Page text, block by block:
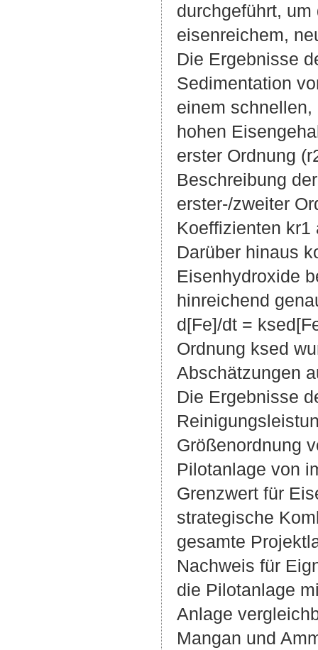
durchgeführt,
eisenreichem,
Die Ergebnisse
Sedimentation
einem
hohen
erster Ordnung
Beschreibung
erster-/zweiter
Koeffizienten kr1
Darüber hinaus
Eisenhydroxide
hinreichend
d[Fe]/dt =
Ordnung ksed
Abschätzungen
Die Ergebnisse
Größenordnung
Pilotanlage von
Grenzwert für
strategische
gesamte
Nachweis für
die Pilotanlage
Anlage
Mangan und